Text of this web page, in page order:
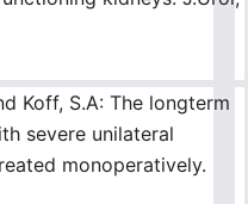
Koff, S.A: The longterm
severe unilateral
monoperatively.